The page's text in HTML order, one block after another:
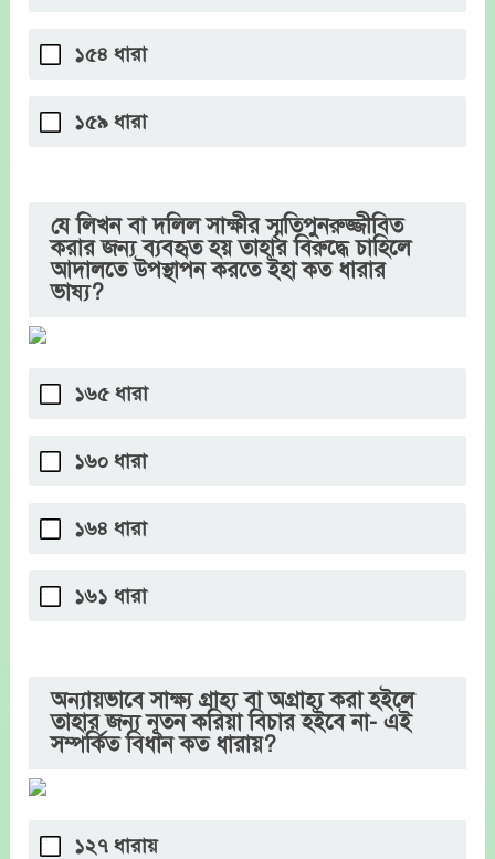
১৫৪ ধারা
১৫৯ ধারা
যে লিখন বা দলিল সাক্ষীর স্মৃতিপুনরুজ্জীবিত
করার জন্য ব্যবহৃত হয় তাহার বিরুদ্ধে চাহিলে
আদালতে উপস্থাপন করতে ইহা কত ধারার
ভাষ্য?
১৬৫ ধারা
১৬০ ধারা
১৬৪ ধারা
১৬১ ধারা
অন্যায়ভাবে সাক্ষ্য গ্রাহ্য বা অগ্রাহ্য করা হইলে
তাহার জন্য নূতন করিয়া বিচার হইবে না- এই
সম্পর্কিত বিধান কত ধারায়?
১২৭ ধারায়